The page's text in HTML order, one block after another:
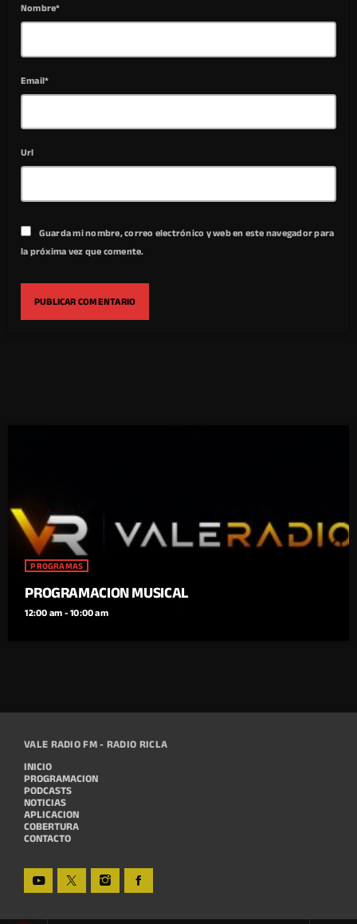
Nombre*
Email*
Url
Guarda mi nombre, correo electrónico y web en este navegador para
la próxima vez que comente.
PROGRAMAS
PROGRAMACION MUSICAL
12:00 am - 10:00 am
VALE RADIO FM - RADIO RICLA
INICIO
PROGRAMACION
PODCASTS
NOTICIAS
APLICACION
COBERTURA
CONTACTO